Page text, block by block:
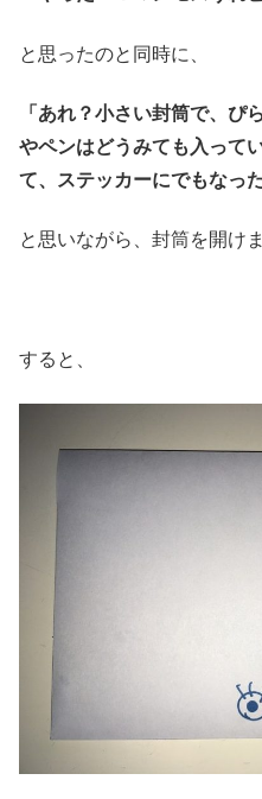
と思ったのと同時に、
「あれ？小さい封筒で、ぴ
やペンはどうみても入って
て、ステッカーにでもなっ
と思いながら、封筒を開け
すると、